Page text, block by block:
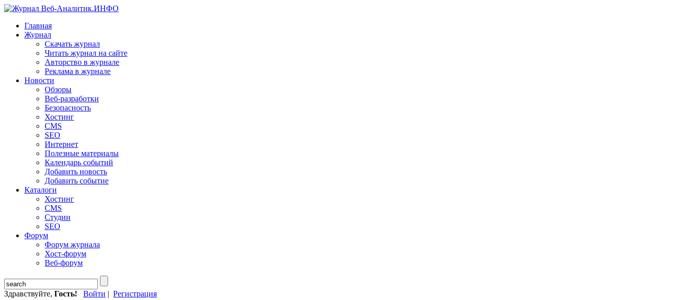
Главная
Журнал
Скачать журнал
Читать журнал на сайте
Авторство в журнале
Реклама в журнале
Новости
Обзоры
Веб-разработки
Безопасность
Хостинг
CMS
SEO
Интернет
Полезные материалы
Календарь событий
Добавить новость
Добавить событие
Каталоги
Хостинг
CMS
Студии
SEO
Форум
Форум журнала
Хост-форум
Веб-форум
Здравствуйте, Гость! Войти | Регистрация